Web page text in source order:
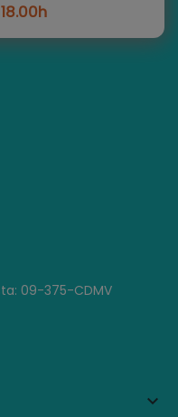
09-375-CDMV
keyboard_arrow_down